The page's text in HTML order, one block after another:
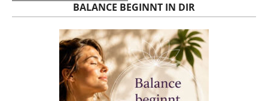
BALANCE BEGINNT IN DIR